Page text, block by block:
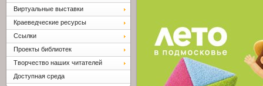
Виртуальные выставки
Краеведческие ресурсы
Ссылки
Проекты библиотек
Творчество наших читателей
Доступная среда